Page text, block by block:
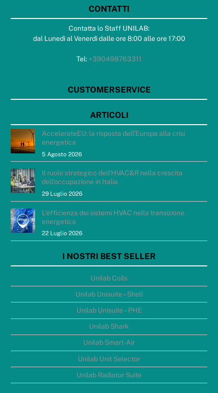
CONTATTI
Contatta lo Staff UNILAB:
dal Lunedì al Venerdì dalle ore 8:00 alle ore 17:00
Tel: +390498763311
CUSTOMERSERVICE
ARTICOLI
AccelerateEU: la risposta dell’Europa alla crisi
energetica
5 Agosto 2026
Il ruolo strategico dell’HVAC&R nella crescita
dell’occupazione in Italia
29 Luglio 2026
L’efficienza dei sistemi HVAC nella transizione
energetica
22 Luglio 2026
I NOSTRI BEST SELLER
Unilab Coils
Unilab Unisuite – Shell
Unilab Unisuite – PHE
Unilab Shark
Unilab Smart-Air
Unilab Unit Selector
Unilab Radiator Suite